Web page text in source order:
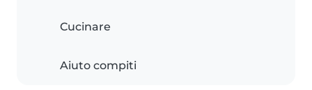
Cucinare
Aiuto compiti